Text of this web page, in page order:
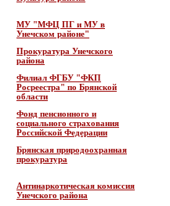
МУ "МФЦ ПГ и МУ в
Унечском районе"
Прокуратура Унечского
района
Филиал ФГБУ "ФКП
Росреестра" по Брянской
области
Фонд пенсионного и
социального страхования
Российской Федерации
Брянская природоохранная
прокуратура
Антинаркотическая комиссия
Унечского района